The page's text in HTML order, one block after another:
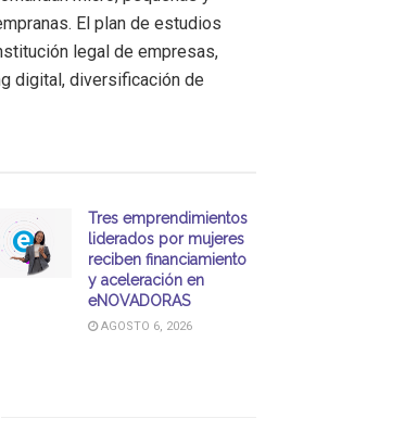
El plan de estudios
legal de empresas,
digital, diversificación de
Tres emprendimientos
liderados por mujeres
reciben financiamiento
y aceleración en
eNOVADORAS
AGOSTO 6, 2026